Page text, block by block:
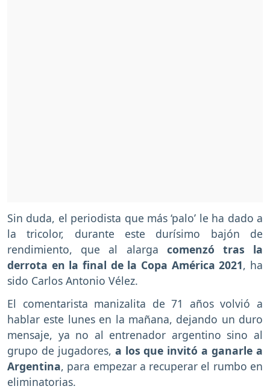
Sin duda, el periodista que más ‘palo’ le ha dado a
la tricolor, durante este durísimo bajón de
rendimiento, que al alarga comenzó tras la
derrota en la final de la Copa América 2021, ha
sido Carlos Antonio Vélez.
El comentarista manizalita de 71 años volvió a
hablar este lunes en la mañana, dejando un duro
mensaje, ya no al entrenador argentino sino al
grupo de jugadores, a los que invitó a ganarle a
Argentina, para empezar a recuperar el rumbo en
eliminatorias.